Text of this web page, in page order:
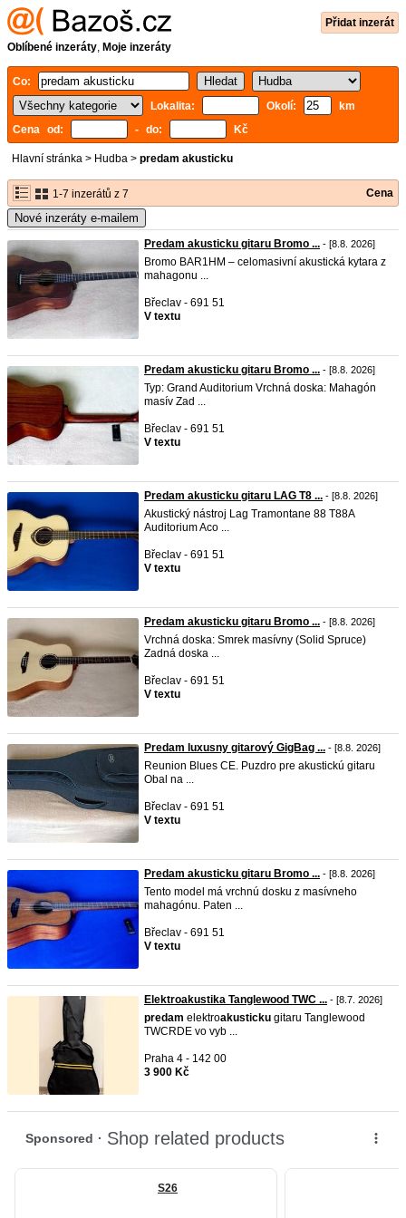
Přidat inzerát
Oblíbené inzeráty, Moje inzeráty
Co:
Lokalita:
Okolí:
km
Cena od:
- do: Kč
Hlavní stránka > Hudba > predam akusticku
1-7 inzerátů z 7 Cena
Nové inzeráty e-mailem
Predam akusticku gitaru Bromo ... - [8.8. 2026]
Bromo BAR1HM – celomasivní akustická kytara z
mahagonu ...
Břeclav - 691 51
V textu
Predam akusticku gitaru Bromo ... - [8.8. 2026]
Typ: Grand Auditorium Vrchná doska: Mahagón
masív Zad ...
Břeclav - 691 51
V textu
Predam akusticku gitaru LAG T8 ... - [8.8. 2026]
Akustický nástroj Lag Tramontane 88 T88A
Auditorium Aco ...
Břeclav - 691 51
V textu
Predam akusticku gitaru Bromo ... - [8.8. 2026]
Vrchná doska: Smrek masívny (Solid Spruce)
Zadná doska ...
Břeclav - 691 51
V textu
Predam luxusny gitarový GigBag ... - [8.8. 2026]
Reunion Blues CE. Puzdro pre akustickú gitaru
Obal na ...
Břeclav - 691 51
V textu
Predam akusticku gitaru Bromo ... - [8.8. 2026]
Tento model má vrchnú dosku z masívneho
mahagónu. Paten ...
Břeclav - 691 51
V textu
Elektroakustika Tanglewood TWC ... - [8.7. 2026]
predam elektroakusticku gitaru Tanglewood
TWCRDE vo vyb ...
Praha 4 - 142 00
3 900 Kč